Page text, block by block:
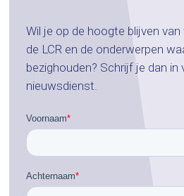
Wil je op de hoogte blijven
de LCR en de onderwerpen
bezighouden? Schrijf je dan in
nieuwsdienst.